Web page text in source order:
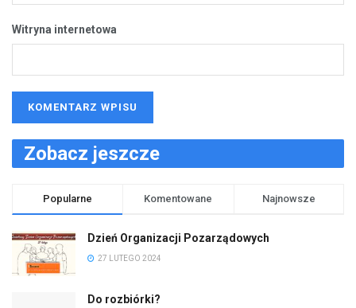
Witryna internetowa
Zobacz jeszcze
Popularne Komentowane Najnowsze
Dzień Organizacji Pozarządowych
27 LUTEGO 2024
Do rozbiórki?